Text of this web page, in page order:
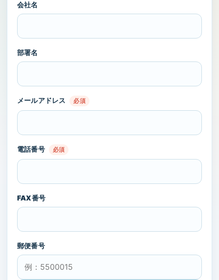
会社名
部署名
メールアドレス 必須
電話番号 必須
FAX番号
郵便番号